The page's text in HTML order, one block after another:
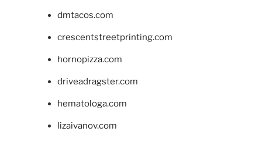
dmtacos.com
crescentstreetprinting.com
hornopizza.com
driveadragster.com
hematologa.com
lizaivanov.com